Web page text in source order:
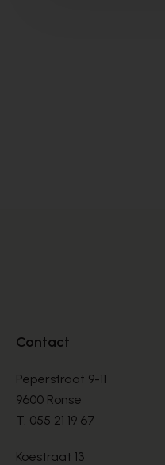
Contact
Peperstraat 9-11
9600 Ronse
T. 055 21 19 67
Koestraat 13